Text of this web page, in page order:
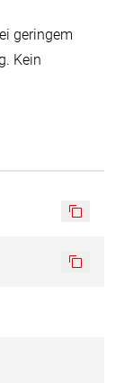
geringem
Kein
sorgt für
einer